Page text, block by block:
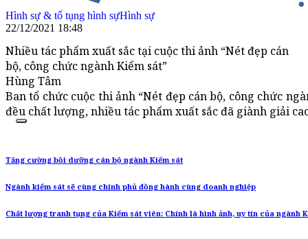
Hình sự & tố tụng hình sựHình sự
22/12/2021 18:48
Nhiều tác phẩm xuất sắc tại cuộc thi ảnh “Nét đẹp cán
bộ, công chức ngành Kiểm sát”
Hùng Tâm
Ban tổ chức cuộc thi ảnh “Nét đẹp cán bộ, công chức
đều chất lượng, nhiều tác phẩm xuất sắc đã giành giải
Tăng cường bồi dưỡng cán bộ ngành Kiểm sát
Ngành kiểm sát sẽ cùng chính phủ đồng hành cùng doanh nghiệp
Chất lượng tranh tụng của Kiểm sát viên: Chính là hình ảnh, uy tín của ngành